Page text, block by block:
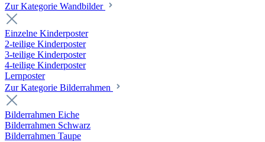
Zur Kategorie Wandbilder
Einzelne Kinderposter
2-teilige Kinderposter
3-teilige Kinderposter
4-teilige Kinderposter
Lernposter
Zur Kategorie Bilderrahmen
Bilderrahmen Eiche
Bilderrahmen Schwarz
Bilderrahmen Taupe